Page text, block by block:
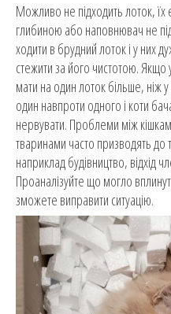
Можливо не підходить лоток, їх
глибиною або наповнювач не
ходити в брудний лоток і у них
стежити за його чистотою. Якщо
мати на один лоток більше, ніж
один навпроти одного і коти
нервувати. Проблеми між
тваринами часто призводять
наприклад будівництво, відхід
Проаналізуйте що могло
зможете виправити ситуацію.